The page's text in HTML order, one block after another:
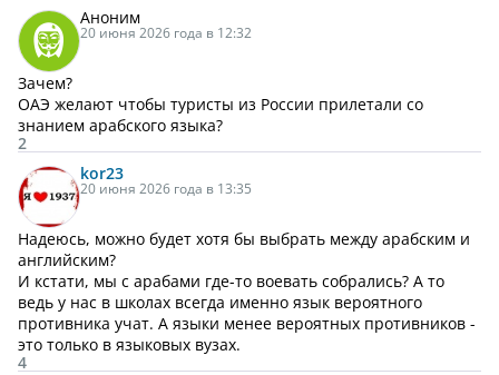
Аноним
20 июня 2026 года в 12:32
Зачем?
ОАЭ желают чтобы туристы из России прилетали со
знанием арабского языка?
2
kor23
20 июня 2026 года в 13:35
Надеюсь, можно будет хотя бы выбрать между арабским и
английским?
И кстати, мы с арабами где-то воевать собрались? А то
ведь у нас в школах всегда именно язык вероятного
противника учат. А языки менее вероятных противников -
это только в языковых вузах.
4